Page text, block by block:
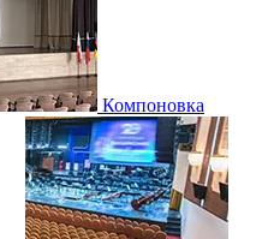
Компоновка